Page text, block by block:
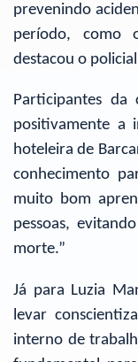
prevenindo
período, como
destacou o
Participantes da
positivamente a
hoteleira de
conhecimento
muito bom
pessoas,
morte.”
Já para Luzia
levar
interno de